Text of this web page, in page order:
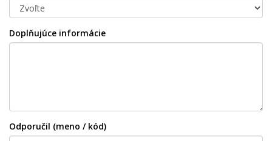
Doplňujúce informácie
Odporučil (meno / kód)